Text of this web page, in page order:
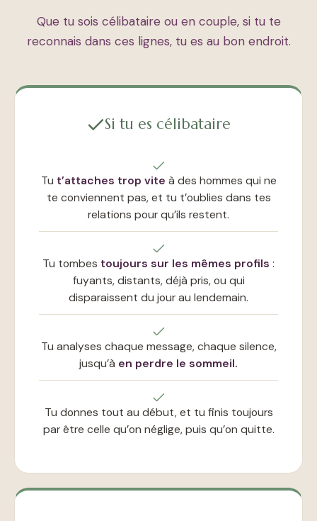
Que tu sois célibataire ou en couple, si tu te
reconnais dans ces lignes, tu es au bon endroit.
Si tu es célibataire
Tu t’attaches trop vite à des hommes qui ne
te conviennent pas, et tu t’oublies dans tes
relations pour qu’ils restent.
Tu tombes toujours sur les mêmes profils :
fuyants, distants, déjà pris, ou qui
disparaissent du jour au lendemain.
Tu analyses chaque message, chaque silence,
jusqu’à en perdre le sommeil.
Tu donnes tout au début, et tu finis toujours
par être celle qu’on néglige, puis qu’on quitte.